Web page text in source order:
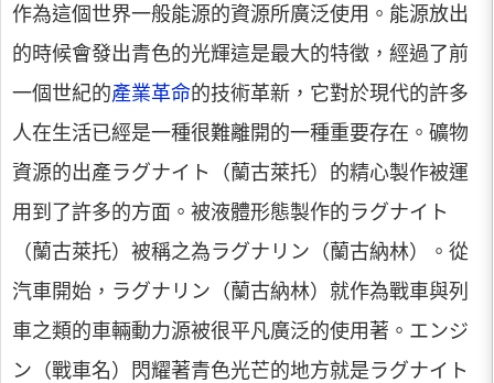
作為這個世界一般能源的資源所廣泛使用。能源放出
的時候會發出青色的光輝這是最大的特徵，經過了前
一個世紀的產業革命的技術革新，它對於現代的許多
人在生活已經是一種很難離開的一種重要存在。礦物
資源的出產ラグナイト（蘭古萊托）的精心製作被運
用到了許多的方面。被液體形態製作的ラグナイト
（蘭古萊托）被稱之為ラグナリン（蘭古納林）。從
汽車開始，ラグナリン（蘭古納林）就作為戰車與列
車之類的車輛動力源被很平凡廣泛的使用著。エンジ
ン（戰車名）閃耀著青色光芒的地方就是ラグナイト